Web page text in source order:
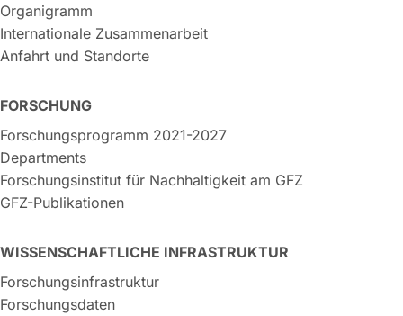
Organigramm
Internationale Zusammenarbeit
Anfahrt und Standorte
FORSCHUNG
Forschungsprogramm 2021-2027
Departments
Forschungsinstitut für Nachhaltigkeit am GFZ
GFZ-Publikationen
WISSENSCHAFTLICHE INFRASTRUKTUR
Forschungsinfrastruktur
Forschungsdaten